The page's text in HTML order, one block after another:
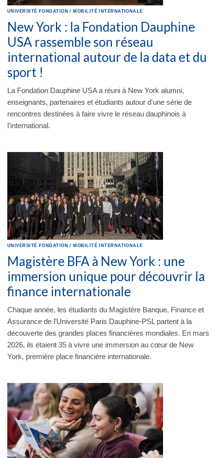
UNIVERSITÉ FONDATION / MOBILITÉ INTERNATIONALE
New York : la Fondation Dauphine
USA rassemble son réseau
international autour de la data et du
sport !
La Fondation Dauphine USA a réuni à New York alumni,
enseignants, partenaires et étudiants autour d'une série de
rencontres destinées à faire vivre le réseau dauphinois à
l'international.
UNIVERSITÉ FONDATION / MOBILITÉ INTERNATIONALE
Magistère BFA à New York : une
immersion unique pour découvrir la
finance internationale
Chaque année, les étudiants du Magistère Banque, Finance et
Assurance de l’Université Paris Dauphine-PSL partent à la
découverte des grandes places financières mondiales. En mars
2026, ils étaient 35 à vivre une immersion au cœur de New
York, première place financière internationale.